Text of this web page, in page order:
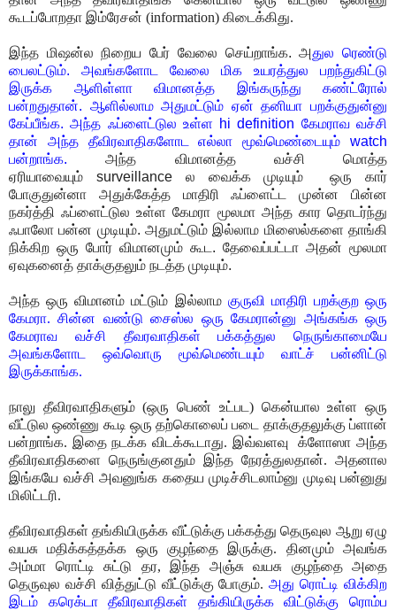
கூடப்போறதா இம்ரேசன் (information) கிடைக்கிது.
இந்த மிஷன்ல நிறைய பேர் வேலை செய்றாங்க. அதுல ரெண்டு
பைலட்டும். அவங்களோட வேலை மிக உயரத்துல பறந்துகிட்டு
இருக்க ஆளிள்ளா விமானத்த இங்கருந்து கண்ட்ரோல்
பன்றதுதான். ஆளில்லாம அதுமட்டும் ஏன் தனியா பறக்குதுன்னு
கேப்பீங்க. அந்த ஃப்ளைட்டுல உள்ள hi definition கேமராவ வச்சி
தான் அந்த தீவிரவாதிகளோட எல்லா மூவ்மெண்டையும் watch
பன்றாங்க. அந்த விமானத்த வச்சி மொத்த
ஏரியாவையும் surveillance ல வைக்க முடியும் ஒரு கார்
போகுதுன்னா அதுக்கேத்த மாதிரி ஃப்ளைட்ட முன்ன பின்ன
நகர்த்தி ஃப்ளைட்டுல உள்ள கேமரா மூலமா அந்த கார தொடர்ந்து
ஃபாலோ பன்ன முடியும். அதுமட்டும் இல்லாம மிஸைல்களை தாங்கி
நிக்கிற ஒரு போர் விமானமும் கூட. தேவைப்பட்டா அதன் மூலமா
ஏவுகனைத் தாக்குதலும் நடத்த முடியும்.
அந்த ஒரு விமானம் மட்டும் இல்லாம குருவி மாதிரி பறக்குற ஒரு
கேமரா. சின்ன வண்டு சைஸ்ல ஒரு கேமரான்னு அங்கங்க ஒரு
கேமராவ வச்சி தீவரவாதிகள் பக்கத்துல நெருங்காமையே
அவங்களோட ஒவ்வொரு மூவ்மெண்டயும் வாட்ச் பன்னிட்டு
இருக்காங்க.
நாலு தீவிரவாதிகளும் (ஒரு பெண் உட்பட) கென்யால உள்ள ஒரு
வீட்டுல ஒண்ணு கூடி ஒரு தற்கொலைப் படை தாக்குதலுக்கு ப்ளான்
பன்றாங்க. இதை நடக்க விடக்கூடாது. இவ்வளவு க்ளோஸா அந்த
தீவிரவாதிகளை நெருங்குனதும் இந்த நேரத்துலதான். அதனால
இங்கயே வச்சி அவனுங்க கதைய முடிச்சிடலாம்னு முடிவு பன்னுது
மிலிட்டரி.
தீவிரவாதிகள் தங்கியிருக்க வீட்டுக்கு பக்கத்து தெருவுல ஆறு ஏழு
வயசு மதிக்கத்தக்க ஒரு குழந்தை இருக்கு. தினமும் அவங்க
அம்மா ரொட்டி சுட்டு தர, இந்த அஞ்சு வயசு குழந்தை அதை
தெருவுல வச்சி வித்துட்டு வீட்டுக்கு போகும்.அது ரொட்டி விக்கிற
இடம் கரெக்டா தீவிரவாதிகள் தங்கியிருக்க விட்டுக்கு ரொம்ப